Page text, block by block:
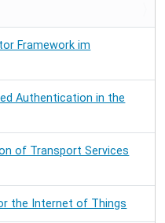
Framework im
Authentication in the
of Transport Services
the Internet of Things